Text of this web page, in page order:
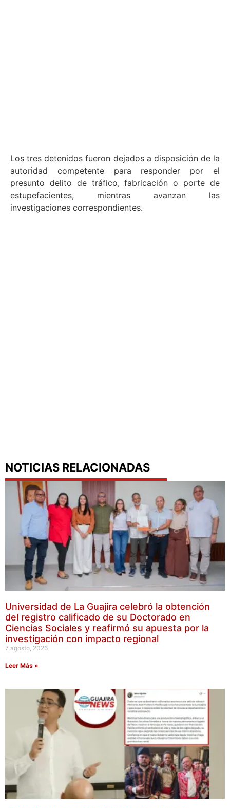
Los tres detenidos fueron dejados a disposición de la
autoridad competente para responder por el
presunto delito de tráfico, fabricación o porte de
estupefacientes, mientras avanzan las
investigaciones correspondientes.
NOTICIAS RELACIONADAS
Universidad de La Guajira celebró la obtención
del registro calificado de su Doctorado en
Ciencias Sociales y reafirmó su apuesta por la
investigación con impacto regional
7 agosto, 2026
Leer Más »